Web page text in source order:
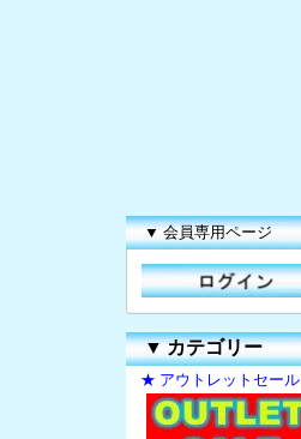
▼ 会員専用ページ
▼カテゴリー
★ アウトレットセール